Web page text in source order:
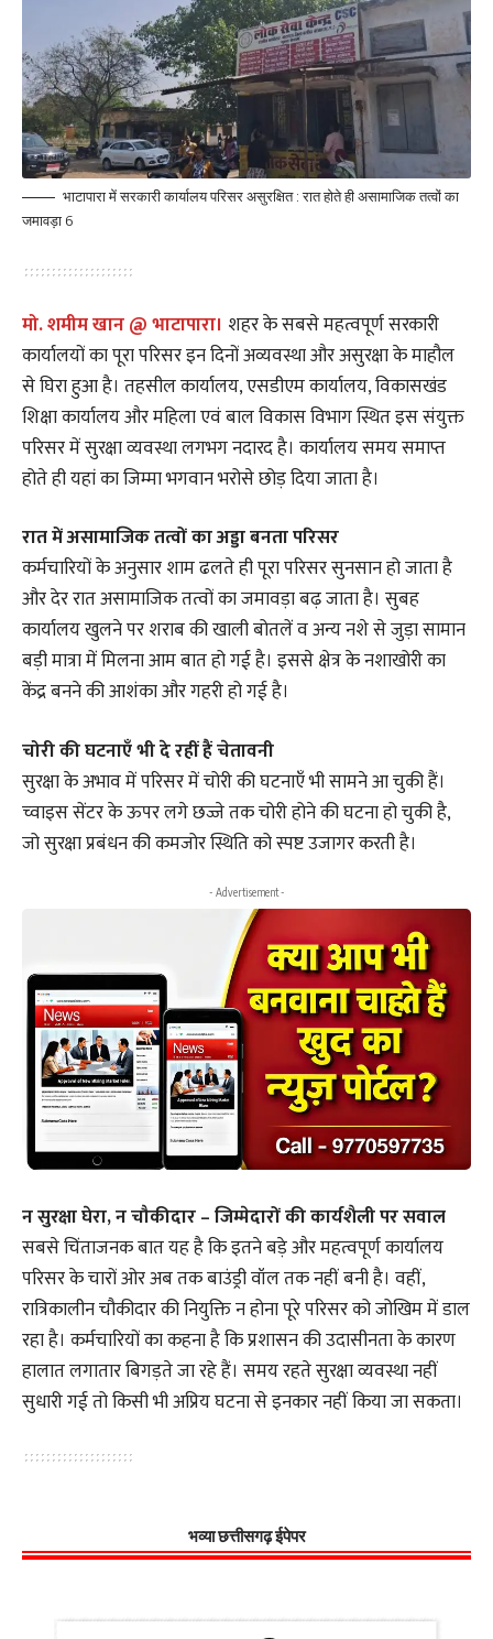
भाटापारा में सरकारी कार्यालय परिसर असुरक्षित : रात होते ही असामाजिक तत्वों का
जमावड़ा 6
मो. शमीम खान @ भाटापारा। शहर के सबसे महत्वपूर्ण सरकारी
कार्यालयों का पूरा परिसर इन दिनों अव्यवस्था और असुरक्षा के माहौल
से घिरा हुआ है। तहसील कार्यालय, एसडीएम कार्यालय, विकासखंड
शिक्षा कार्यालय और महिला एवं बाल विकास विभाग स्थित इस संयुक्त
परिसर में सुरक्षा व्यवस्था लगभग नदारद है। कार्यालय समय समाप्त
होते ही यहां का जिम्मा भगवान भरोसे छोड़ दिया जाता है।
रात में असामाजिक तत्वों का अड्डा बनता परिसर
कर्मचारियों के अनुसार शाम ढलते ही पूरा परिसर सुनसान हो जाता है
और देर रात असामाजिक तत्वों का जमावड़ा बढ़ जाता है। सुबह
कार्यालय खुलने पर शराब की खाली बोतलें व अन्य नशे से जुड़ा सामान
बड़ी मात्रा में मिलना आम बात हो गई है। इससे क्षेत्र के नशाखोरी का
केंद्र बनने की आशंका और गहरी हो गई है।
चोरी की घटनाएँ भी दे रहीं हैं चेतावनी
सुरक्षा के अभाव में परिसर में चोरी की घटनाएँ भी सामने आ चुकी हैं।
च्वाइस सेंटर के ऊपर लगे छज्जे तक चोरी होने की घटना हो चुकी है,
जो सुरक्षा प्रबंधन की कमजोर स्थिति को स्पष्ट उजागर करती है।
- Advertisement -
न सुरक्षा घेरा, न चौकीदार – जिम्मेदारों की कार्यशैली पर सवाल
सबसे चिंताजनक बात यह है कि इतने बड़े और महत्वपूर्ण कार्यालय
परिसर के चारों ओर अब तक बाउंड्री वॉल तक नहीं बनी है। वहीं,
रात्रिकालीन चौकीदार की नियुक्ति न होना पूरे परिसर को जोखिम में डाल
रहा है। कर्मचारियों का कहना है कि प्रशासन की उदासीनता के कारण
हालात लगातार बिगड़ते जा रहे हैं। समय रहते सुरक्षा व्यवस्था नहीं
सुधारी गई तो किसी भी अप्रिय घटना से इनकार नहीं किया जा सकता।
भव्या छत्तीसगढ़ ईपेपर